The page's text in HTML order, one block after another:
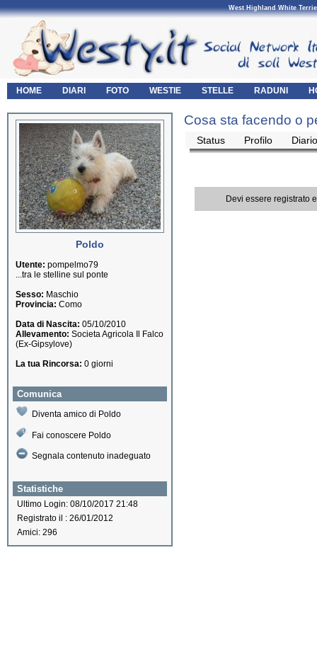
West Highland White
HOME DIARI FOTO WESTIE STELLE RADUNI
Poldo
Utente: pompelmo79
...tra le stelline sul ponte
Sesso: Maschio
Provincia: Como
Data di Nascita: 05/10/2010
Allevamento: Societa Agricola Il Falco
(Ex-Gipsylove)
La tua Rincorsa: 0 giorni
Comunica
Diventa amico di Poldo
Fai conoscere Poldo
Segnala contenuto inadeguato
Statistiche
Ultimo Login: 08/10/2017 21:48
Registrato il : 26/01/2012
Amici: 296
Cosa sta facendo o
Status Profilo Diario
Devi essere registrato